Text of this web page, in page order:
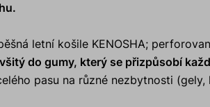
letní košile KENOSHA;
do gumy, který se přizpůsobí
pasu na různé nezbytnosti (gely,